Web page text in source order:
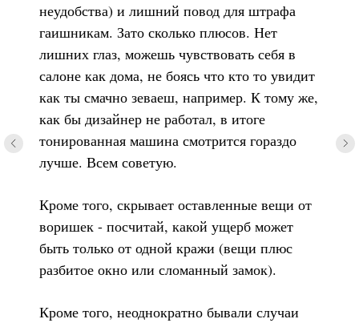
неудобства) и лишний повод для штрафа
гаишникам. Зато сколько плюсов. Нет
лишних глаз, можешь чувствовать себя в
салоне как дома, не боясь что кто то увидит
как ты смачно зеваеш, например. К тому же,
как бы дизайнер не работал, в итоге
тонированная машина смотрится гораздо
лучше. Всем советую.
Кроме того, скрывает оставленные вещи от
воришек - посчитай, какой ущерб может
быть только от одной кражи (вещи плюс
разбитое окно или сломанный замок).
Кроме того, неоднократно бывали случаи
+7 907 456 6778